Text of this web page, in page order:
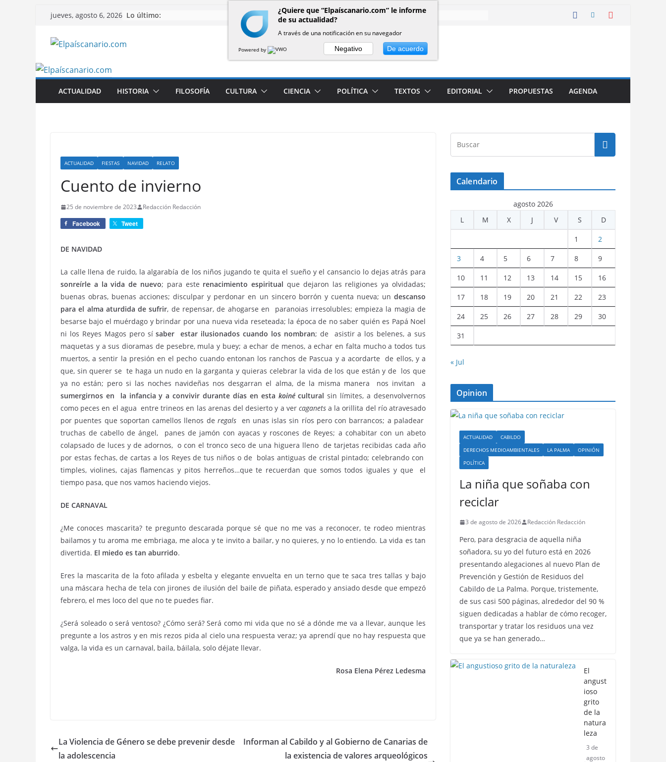
Saltar
contenido
jueves, agosto 6, 2026 Lo último:
ACTUALIDAD HISTORIA FILOSOFÍA CULTURA CIENCIA POLÍTICA TEXTOS EDITORIAL PROPUESTAS AGENDA
ACTUALIDAD FIESTAS NAVIDAD RELATO
Cuento de invierno
25 de noviembre de 2023 Redacción Redacción
Facebook Tweet
DE NAVIDAD
La calle llena de ruido, la algarabía de los niños jugando te quita el sueño y el cansancio lo dejas atrás para
sonreírle a la vida de nuevo; para este renacimiento espiritual que dejaron las religiones ya olvidadas;
buenas obras, buenas acciones; disculpar y perdonar en un sincero borrón y cuenta nueva; un descanso
para el alma aturdida de sufrir, de repensar, de ahogarse en paranoias irresolubles; empieza la magia de
besarse bajo el muérdago y brindar por una nueva vida reseteada; la época de no saber quién es Papá Noel
ni los Reyes Magos pero sísaber estar ilusionados cuando los nombran; de asistir a los belenes, a sus
maquetas y a sus dioramas de pesebre, mula y buey; a echar de menos, a echar en falta mucho a todos tus
muertos, a sentir la presión en el pecho cuando entonan los ranchos de Pascua y a acordarte de ellos, y a
que, sin querer se te haga un nudo en la garganta y quieras celebrar la vida de los que están y de los que
ya no están; pero si las noches navideñas nos desgarran el alma, de la misma manera nos invitan a
sumergirnos en la infancia y a convivir durante días en esta koinécultural sin límites, a desenvolvernos
como peces en el agua entre trineos en las arenas del desierto y a ver caganetsa la orillita del río atravesado
por puentes que soportan camellos llenos de regalsen unas islas sin ríos pero con barrancos; a paladear
truchas de cabello de ángel, panes de jamón con ayacas y roscones de Reyes; a cohabitar con un abeto
colapsado de luces y de adornos, o con el tronco seco de una higuera lleno de tarjetas recibidas cada año
por estas fechas, de cartas a los Reyes de tus niños o de bolas antiguas de cristal pintado; celebrando con
timples, violines, cajas flamencas y pitos herreños…que te recuerdan que somos todos iguales y que el
tiempo pasa, que nos vamos haciendo viejos.
DE CARNAVAL
¿Me conoces mascarita? te pregunto descarada porque sé que no me vas a reconocer, te rodeo mientras
bailamos y tu aroma me embriaga, me aloca y te invito a bailar, y no quieres, y no lo entiendo. La vida es tan
divertida. El miedo es tan aburrido.
Eres la mascarita de la foto afilada y esbelta y elegante envuelta en un terno que te saca tres tallas y bajo
una máscara hecha de tela con jirones de ilusión del baile de piñata, esperado y ansiado desde que empezó
febrero, el mes loco del que no te puedes fiar.
¿Será soleado o será ventoso? ¿Cómo será? Será como mi vida que no sé a dónde me va a llevar, aunque les
pregunte a los astros y en mis rezos pida al cielo una respuesta veraz; ya aprendí que no hay respuesta que
valga, la vida es un carnaval, baila, báilala, solo déjate llevar.
Rosa Elena Pérez Ledesma
La Violencia de Género se debe prevenir desde
la adolescencia
Informan al Cabildo y al Gobierno de Canarias de
la existencia de valores arqueológicos
Calendario
agosto 2026
L
M X J V S D
1 2
3 4 5 6 7 8 9
10 11 12 13 14 15 16
17 18 19 20 21 22 23
24 25 26 27 28 29 30
31
« Jul
Opinion
ACTUALIDAD
CABILDO
DERECHOS MEDIOAMBIENTALES
LA PALMA
OPINIÓN
POLÍTICA
La niña que soñaba con
reciclar
3 de agosto de 2026 Redacción Redacción
Pero, para desgracia de aquella niña
soñadora, su yo del futuro está en 2026
presentando alegaciones al nuevo Plan de
Prevención y Gestión de Residuos del
Cabildo de La Palma. Porque, tristemente,
de sus casi 500 páginas, alrededor del 90 %
siguen dedicadas a hablar de cómo recoger,
transportar y tratar los residuos una vez
que ya se han generado…
El
angust
ioso
grito
de la
natura
leza
3 de
agosto
¿Quiere que “Elpaíscanario.com” le informe
de su actualidad?
A través de una notificación en su navegador
Powered by Negativo De acuerdo